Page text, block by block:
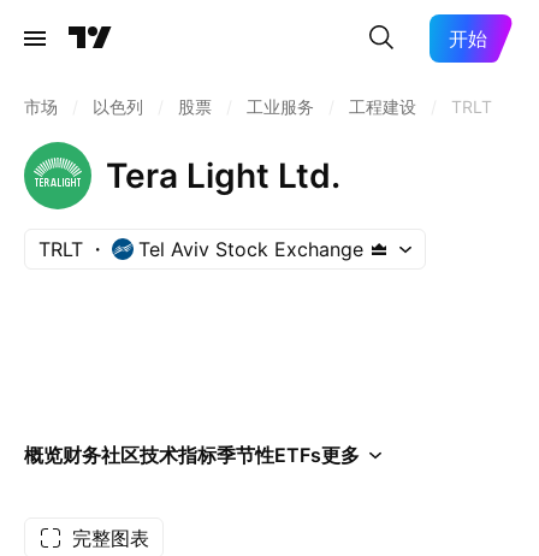
开始
市场 以色列 股票 工业服务 工程建设 TRLT
Tera Light Ltd.
TRLT Tel Aviv Stock Exchange
概览财务社区技术指标季节性ETFs更多
完整图表